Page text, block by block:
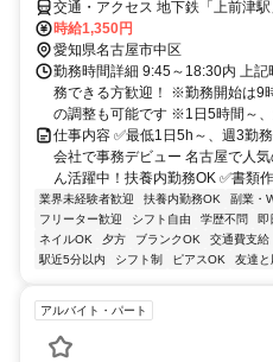
交通・アクセス 地下鉄「上前津
時給1,350円
愛知県名古屋市中区
勤務時間詳細 9:45～18:30内 上
務できる方歓迎！ ※勤務開始は9
の調整も可能です ※1日5時間～
仕事内容 ✅最低1日5h～、週3勤
会社で事務デビュー 名古屋で人
ん活躍中！扶養内勤務OK ✅書類
業界未経験者歓迎 扶養内勤務OK 副業・
フリーター歓迎
シフト自由 学歴不問 即
ネイルOK
夕方 ブランクOK 交通費支給
駅近5分以内
シフト制 ピアスOK 友達と
アルバイト・パート